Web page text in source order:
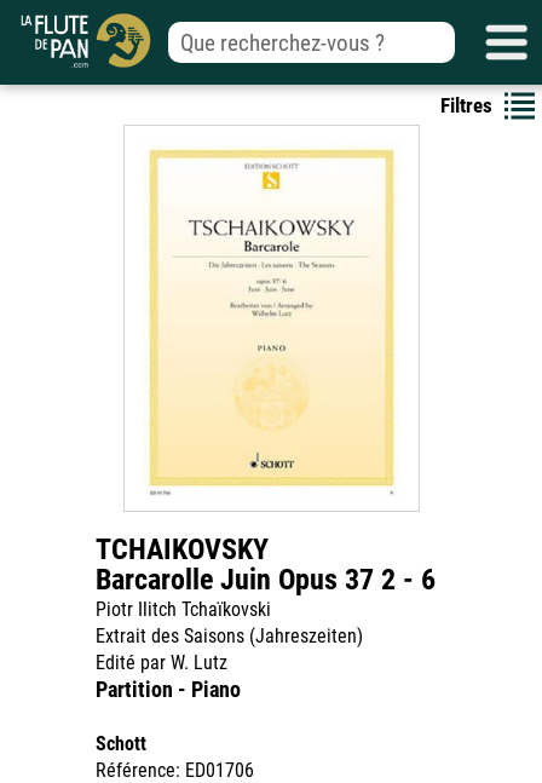
Filtres
TCHAIKOVSKY
Barcarolle Juin Opus 37 2 - 6
Piotr Ilitch Tchaïkovski
Extrait des Saisons (Jahreszeiten)
Edité par W. Lutz
Partition - Piano
Schott
Référence: ED01706